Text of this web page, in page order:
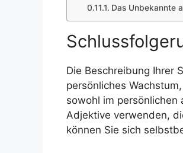
Das Unbekannte
Die Beschreibung Ihrer
persönliches
sowohl im persönlichen
Adjektive verwenden,
können Sie sich